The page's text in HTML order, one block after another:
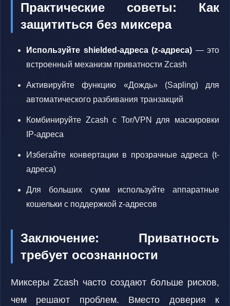
Практические советы: Как
защититься без миксера
Используйте shielded-адреса (z-адреса) — это
встроенный механизм приватности Zcash
Активируйте функцию «Дождь» (Sapling) для
автоматического разбивания транзакций
Комбинируйте Zcash с Tor/VPN для маскировки
IP-адреса
Избегайте конвертации в прозрачные адреса (t-
адреса)
Для больших сумм используйте аппаратные
кошельки с поддержкой z-адресов
Заключение: Приватность
требует осознанности
Миксеры Zcash часто создают больше рисков,
чем решают проблем. Вместо доверия к